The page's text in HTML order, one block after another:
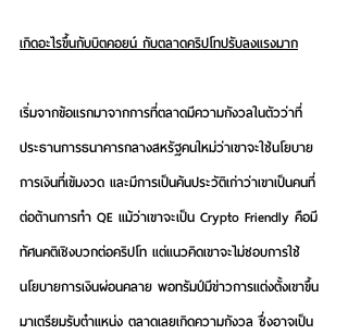
เกิดอะไรขึ้นกับบิตคอยน์ กับตลาดคริปโทปรับลงแรงมาก
เริ่มจากข้อแรกมาจากการที่ตลาดมีความกังวลในตัวว่าที่
ประธานการธนาคารกลางสหรัฐคนใหม่ว่าเขาจะใช้นโยบาย
การเงินที่เข้มงวด และมีการเป็นค้นประวัติเก่าว่าเขาเป็นคนที่
ต่อต้านการทำ QE แม้ว่าเขาจะเป็น Crypto Friendly คือมี
ทัศนคติเชิงบวกต่อคริปโท แต่แนวคิดเขาจะไม่ชอบการใช้
นโยบายการเงินผ่อนคลาย พอทรัมป์มีข่าวการแต่งตั้งเขาขึ้น
มาเตรียมรับตำแหน่ง ตลาดเลยเกิดความกังวล ซึ่งอาจเป็น